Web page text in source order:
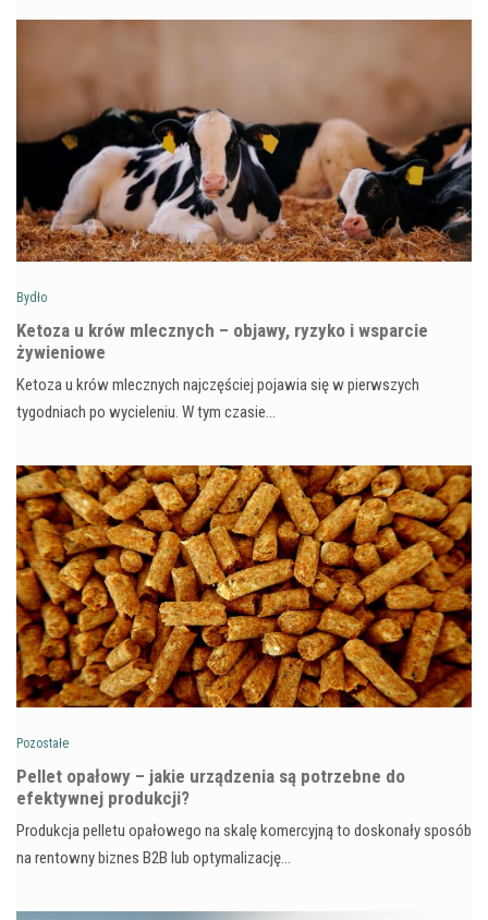
Bydło
Ketoza u krów mlecznych – objawy, ryzyko i wsparcie
żywieniowe
Ketoza u krów mlecznych najczęściej pojawia się w pierwszych
tygodniach po wycieleniu. W tym czasie…
Pozostałe
Pellet opałowy – jakie urządzenia są potrzebne do
efektywnej produkcji?
Produkcja pelletu opałowego na skalę komercyjną to doskonały sposób
na rentowny biznes B2B lub optymalizację…